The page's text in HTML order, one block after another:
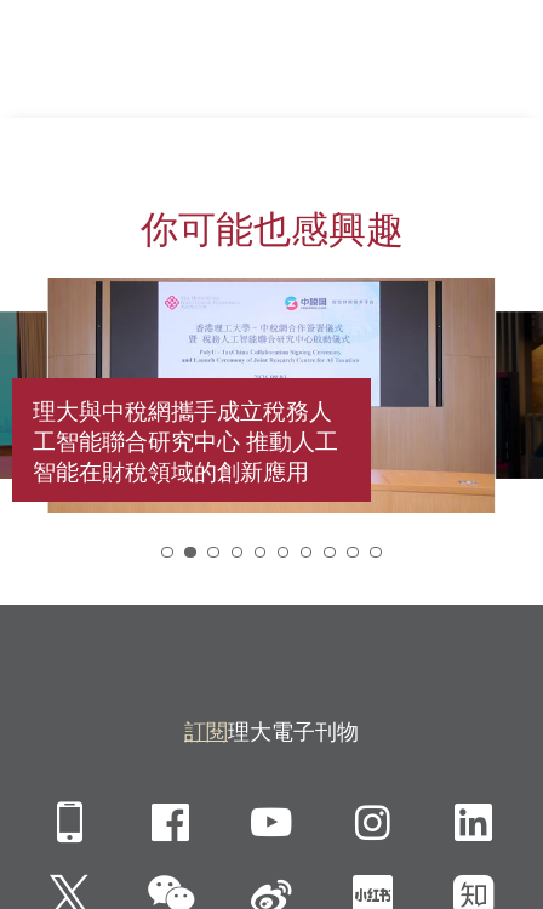
你可能也感興趣
理大與中稅網攜手成立稅務人
工智能聯合研究中心 推動人工
智能在財稅領域的創新應用
訂閱理大電子刊物
Mobile FacebookYouTube
Twitter微信 新浪微博小紅書知